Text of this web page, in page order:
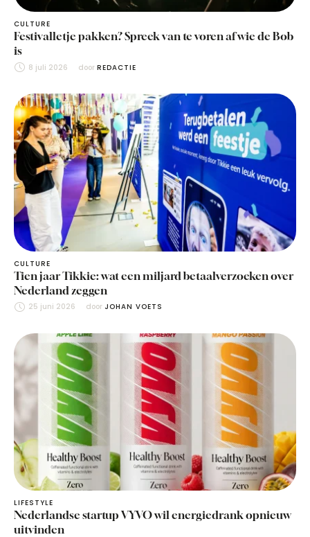
CULTURE
Festivalletje pakken? Spreek van te voren af wie de Bob
is
8 juli 2026 door REDACTIE
CULTURE
Tien jaar Tikkie: wat een miljard betaalverzoeken over
Nederland zeggen
25 juni 2026 door JOHAN VOETS
LIFESTYLE
Nederlandse startup VYVO wil energiedrank opnieuw
uitvinden